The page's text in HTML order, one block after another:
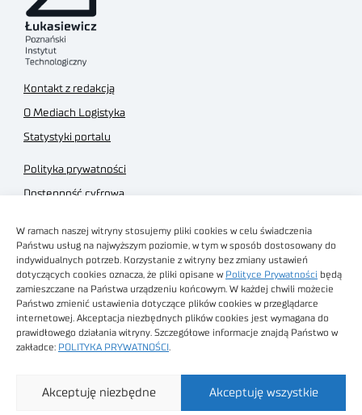
W ramach naszej witryny stosujemy pliki cookies w celu świadczenia
Państwu usług na najwyższym poziomie, w tym w sposób dostosowany do
indywidualnych potrzeb. Korzystanie z witryny bez zmiany ustawień
dotyczących cookies oznacza, że pliki opisane w Polityce Prywatności będą
zamieszczane na Państwa urządzeniu końcowym. W każdej chwili możecie
Państwo zmienić ustawienia dotyczące plików cookies w przeglądarce
internetowej. Akceptacja niezbędnych plików cookies jest wymagana do
prawidłowego działania witryny. Szczegółowe informacje znajdą Państwo w
zakładce: POLITYKA PRYWATNOŚCI
Akceptuję wszystkie
Akceptuję niezbędne
Kontakt z redakcją
O Mediach Logistyka
Statystyki portalu
Polityka prywatności
Dostępność cyfrowa
Regulamin sklepu
Obrazy stockowe
autorstwa
Technologiczny